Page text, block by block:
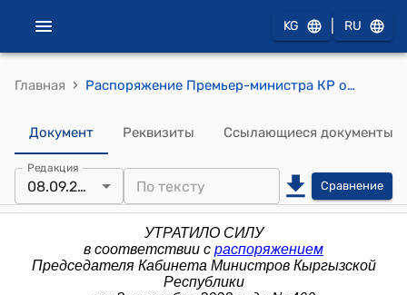
KG RU
Главная › Распоряжение Премьер-министра КР от 16 февраля 2015 года № 36 (О составе межведомственной рабочей группы по доработке проекта Соглашения о реализации проекта "Безопасный город"
Документ Реквизиты Ссылающиеся документы
Редакция
08.09.2023 Сравнение